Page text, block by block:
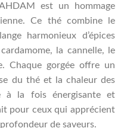
est un hommage
Ce thé combine le
harmonieux d’épices
la cannelle, le
Chaque gorgée offre un
du thé et la chaleur des
à la fois énergisante et
pour ceux qui apprécient
de saveurs.